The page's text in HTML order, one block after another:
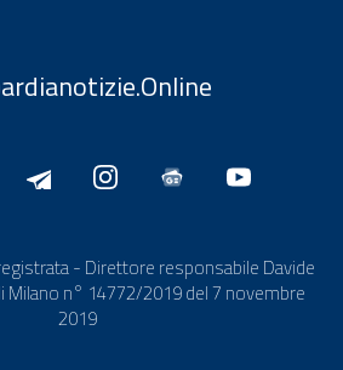
- Direttore responsabile Davide
Milano n° 14772/2019 del 7 novembre
2019